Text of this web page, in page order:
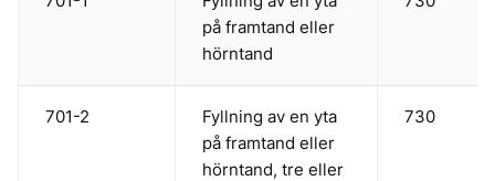
på framtand eller
hörntand
701-2
Fyllning av en yta
på framtand eller
hörntand, tre eller
730